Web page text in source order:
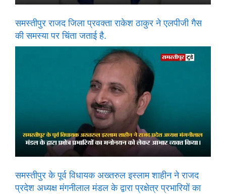
समस्तीपुर राजद जिला प्रवक्ता राकेश ठाकुर ने एलपीजी गैस
की समस्या पर चिंता जताई है.
समस्तीपुर के पूर्व विधायक अख्तरुल इस्लाम शाहीन ने राजद
प्रदेश अध्यक्ष मंगनीलाल मंडल के द्वारा प्रक्षेत्र प्रभारियों का